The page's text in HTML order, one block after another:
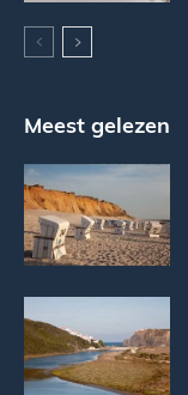
Meest gelezen